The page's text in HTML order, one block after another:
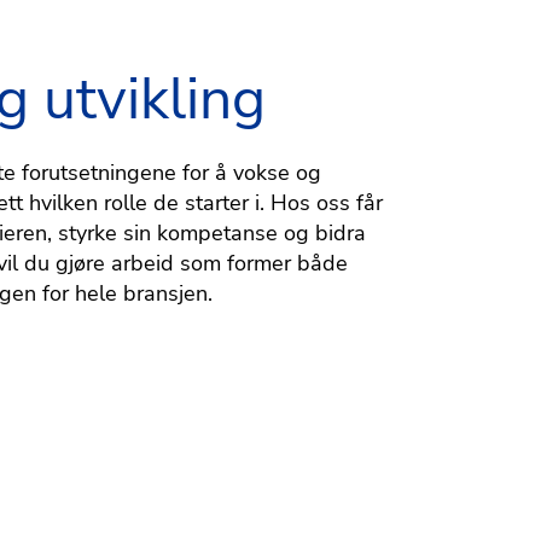
utvikling
forutsetningene for å vokse og
hvilken rolle de starter i. Hos oss får
styrke sin kompetanse og bidra
du gjøre arbeid som former både
for hele bransjen.